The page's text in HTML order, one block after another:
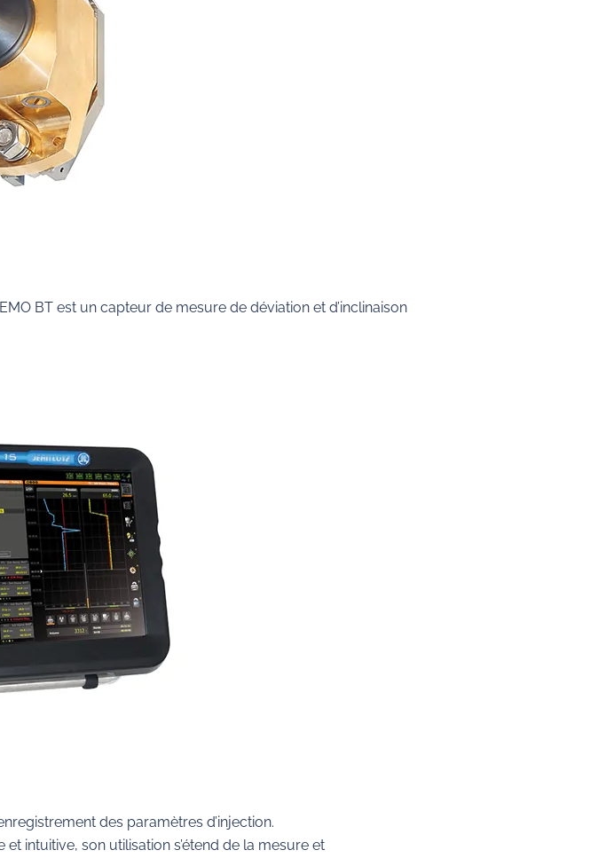
BT est un capteur de mesure de déviation et d’inclinaison
des paramètres d’injection.
intuitive, son utilisation s’étend de la mesure et